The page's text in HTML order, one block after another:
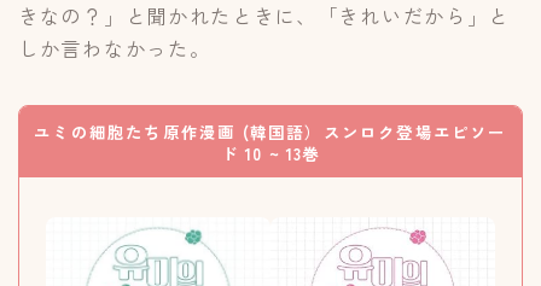
きなの？」と聞かれたときに、「きれいだから」と
しか言わなかった。
ユミの細胞たち原作漫画 (韓国語）スンロク登場エピソー
ド 10 ~ 13巻